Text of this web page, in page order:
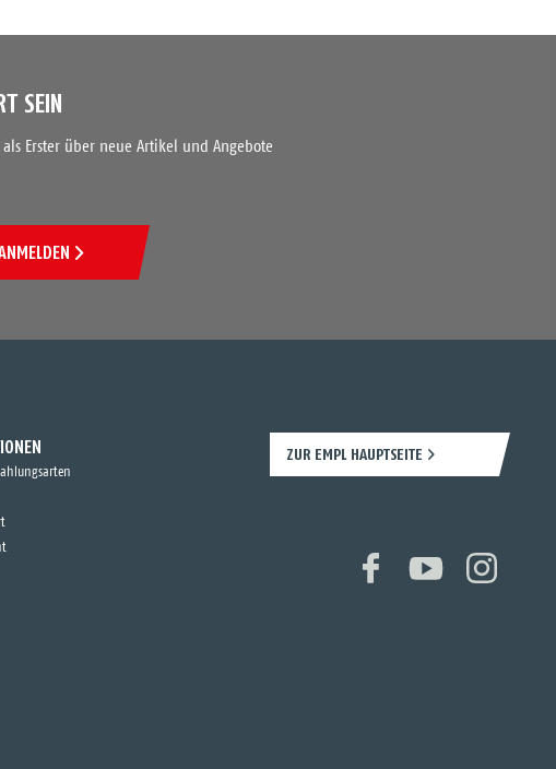
SEIN
Erster über neue Artikel und Angebote
ZUR EMPL HAUPTSEITE